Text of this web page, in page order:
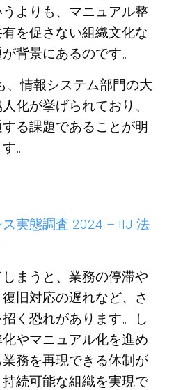
よりも、マニュアル整
を促さない組織文化な
背景にあるのです。
、情報システム部門の大
化が挙げられており、
る課題であることが明
。
実態調査 2024 – IIJ 法
まうと、業務の停滞や
旧対応の遅れなど、さ
く恐れがあります。し
やマニュアル化を進め
務を再現できる体制が
続可能な組織を実現で